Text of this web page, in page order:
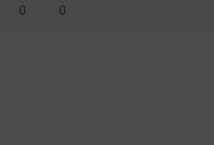
0 0